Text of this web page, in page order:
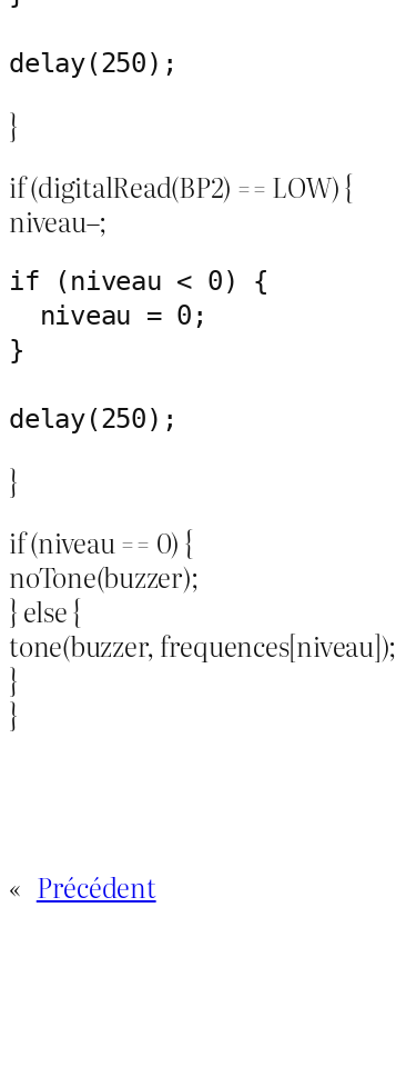
delay(250);
}
if (digitalRead(BP2) == LOW) {
niveau–;
if (niveau < 0) {
}
delay(250);
}
if (niveau == 0) {
noTone(buzzer);
} else {
tone(buzzer, frequences[niveau]);
}
}
« Précédent